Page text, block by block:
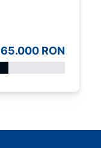
65.000 RON